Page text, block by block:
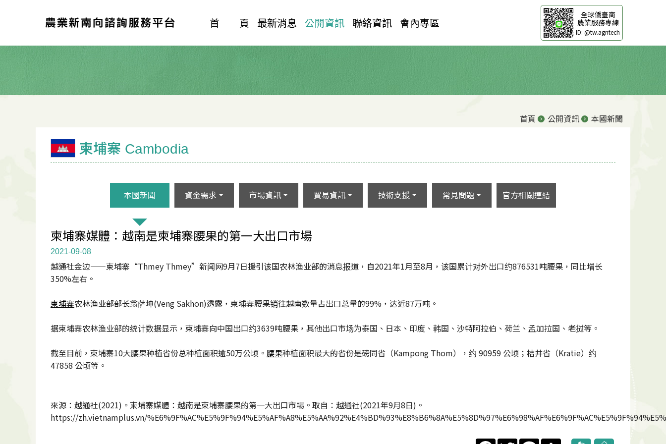
首 頁 最新消息 公開資訊 聯絡資訊 會內專區
全球僑臺商
農業服務專線
ID: @tw.agritech
首頁 公開資訊 本國新聞
柬埔寨 Cambodia
本國新聞 資金需求 市場資訊 貿易資訊 技術支援 常見問題 官方相關連結
柬埔寨媒體：越南是柬埔寨腰果的第一大出口市場
2021-09-08
越通社金边——柬埔寨“Thmey Thmey”新闻网9月7日援引该国农林渔业部的消息报道，自2021年1月至8月，该国累计对外出口约876531吨腰果，同比增长
350%左右。
柬埔寨农林渔业部部长翁萨坤(Veng Sakhon)透露，柬埔寨腰果销往越南数量占出口总量的99%，达近87万吨。
据柬埔寨农林渔业部的统计数据显示，柬埔寨向中国出口约3639吨腰果，其他出口市场为泰国、日本、印度、韩国、沙特阿拉伯、荷兰、孟加拉国、老挝等。
截至目前，柬埔寨10大腰果种植省份总种植面积逾50万公顷。 腰果种植面积最大的省份是磅同省（Kampong Thom），约 90959 公顷；桔井省（Kratie）约
47858 公顷等。
來源：越通社(2021)。柬埔寨媒體：越南是柬埔寨腰果的第一大出口市場。取自：越通社(2021年9月8日)。
https://zh.vietnamplus.vn/
FacebookTwitter Line Share